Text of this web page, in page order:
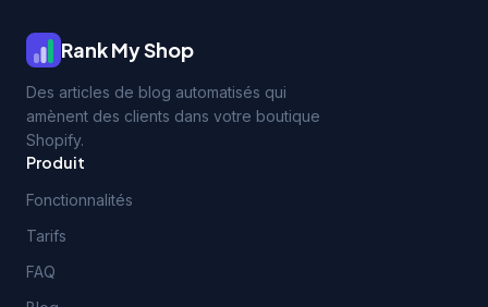
Rank My Shop
Des articles de blog automatisés qui
amènent des clients dans votre boutique
Shopify.
Produit
Fonctionnalités
Tarifs
FAQ